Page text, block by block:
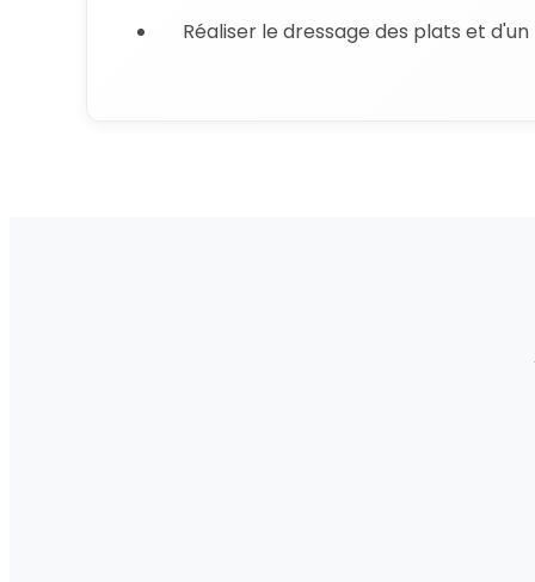
Réaliser le dressage des plats et